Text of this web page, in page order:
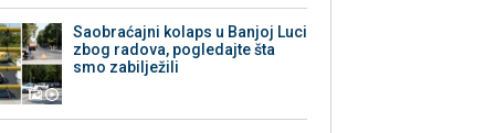
Saobraćajni kolaps u Banjoj Luci
zbog radova, pogledajte šta
smo zabilježili